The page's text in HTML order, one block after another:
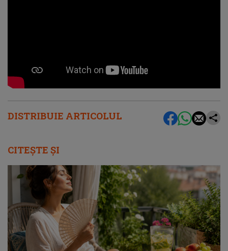
DISTRIBUIE ARTICOLUL
CITEȘTE ȘI